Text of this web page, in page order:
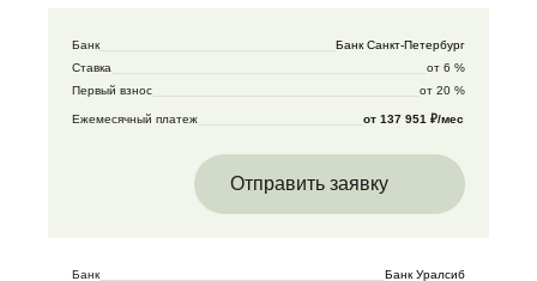
Банк
Банк Санкт-Петербург
Ставка
от 6 %
Первый взнос
от 20 %
Ежемесячный платеж от 137 951 ₽/мес
Отправить заявку
Банк
Банк Уралсиб